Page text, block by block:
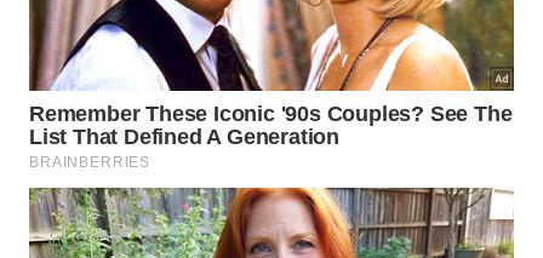
A entrada desses microrganismos no corpo humano
ocorre geralmente por vias sensíveis como as
mucosas nasais ou ferimentos expostos durante o
contato com água contaminada. Uma vez
instalados, eles podem progredir rapidamente pelo
sistema nervoso ou causar inflamações sistêmicas
que desafiam os tratamentos médicos
convencionais disponíveis hoje.